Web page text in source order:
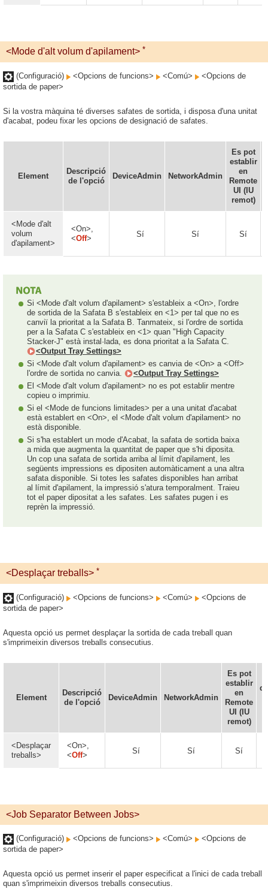
<Mode d'alt volum d'apilament> *
(Configuració) <Opcions de funcions> <Comú>
<Opcions de
sortida de paper>
Si la vostra màquina té diverses safates de sortida, i disposa d'una unitat
d'acabat, podeu fixar les opcions de designació de safates.
Element
Descripció
de l'opció
DeviceAdmin NetworkAdmin
Es pot
establir
en
Remote
UI (IU
remot)
<Mode d'alt
volum
d'apilament>
<On>,
<Off> Sí Sí Sí
Si <Mode d'alt volum d'apilament> s'estableix a <On>, l'ordre
de sortida de la Safata B s'estableix en <1> per tal que no es
canviï la prioritat a la Safata B. Tanmateix, si l'ordre de sortida
per a la Safata C s'estableix en <1> quan "High Capacity
Stacker-J" està instal·lada, es dona prioritat a la Safata C.
<Output Tray Settings>
Si <Mode d'alt volum d'apilament> es canvia de <On> a <Off>
l'ordre de sortida no canvia.
<Output Tray Settings>
El <Mode d'alt volum d'apilament> no es pot establir mentre
copieu o imprimiu.
Si el <Mode de funcions limitades> per a una unitat d'acabat
està establert en <On>, el <Mode d'alt volum d'apilament> no
està disponible.
Si s'ha establert un mode d'Acabat, la safata de sortida baixa
a mida que augmenta la quantitat de paper que s'hi diposita.
Un cop una safata de sortida arriba al límit d'apilament, les
següents impressions es dipositen automàticament a una altra
safata disponible. Si totes les safates disponibles han arribat
al límit d'apilament, la impressió s'atura temporalment. Traieu
tot el paper dipositat a les safates. Les safates pugen i es
reprèn la impressió.
<Desplaçar treballs> *
(Configuració) <Opcions de funcions> <Comú>
<Opcions de
sortida de paper>
Aquesta opció us permet desplaçar la sortida de cada treball quan
s'imprimeixin diversos treballs consecutius.
Element
Descripció
de l'opció
DeviceAdmin NetworkAdmin
Es pot
establir
en
Remote
UI (IU
remot)
<Desplaçar
treballs>
<On>,
<Off> Sí Sí Sí
<Job Separator Between Jobs>
(Configuració) <Opcions de funcions> <Comú>
<Opcions de
sortida de paper>
Aquesta opció us permet inserir el paper especificat a l'inici de cada treball
quan s'imprimeixin diversos treballs consecutius.